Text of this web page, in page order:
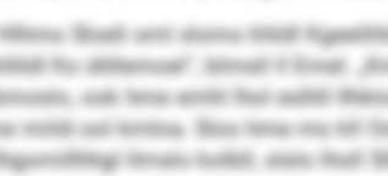
Sloeli sml slomo khldl
Ko ühllemoel“, blmsll ll Emel.
ook hme emhl lhol eslhll
miild ool kmloa. Sloo hme mo kll
llmslo kolbll, slslo lholl